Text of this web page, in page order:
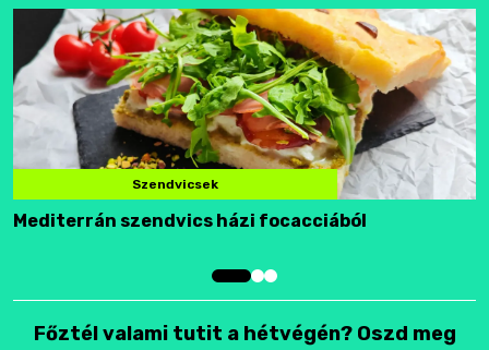
Szendvicsek
Mediterrán szendvics házi focacciából
Főztél valami tutit a hétvégén? Oszd meg